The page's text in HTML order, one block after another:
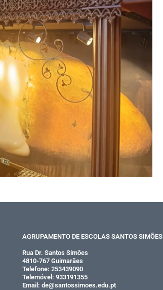
AGRUPAMENTO DE ESCOLAS SANTOS SIMÕES
Rua Dr. Santos Simões
4810-767 Guimarães
Telefone: 253439090
Telemóvel: 933191355
Email: de@santossimoes.edu.pt